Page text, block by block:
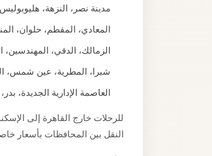
مدينة نصر، النزهة،
المعادي، المقطم، حلوان،
الزمالك، الدقي، المهندسين، الجيزة، 6 أكتوبر،
شبرا، المطرية، عين شمس،
العاصمة الإدارية الجديدة،
للرحلات خارج القاهرة إلى
النقل بين المحافظات بأسعار